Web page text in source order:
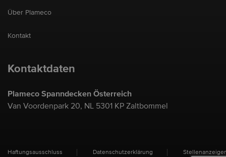
Über Plameco
Kontakt
Kontaktdaten
Plameco Spanndecken Österreich
Van Voordenpark 20, NL 5301 KP Zaltbommel
Haftungsausschluss Datenschutzerklärung